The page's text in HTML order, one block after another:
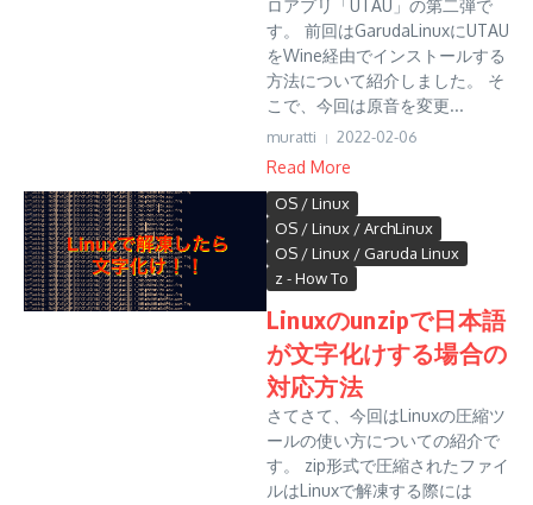
ロアプリ「UTAU」の第二弾で
す。 前回はGarudaLinuxにUTAU
をWine経由でインストールする
方法について紹介しました。 そ
こで、今回は原音を変更...
muratti 2022-02-06
Read More
OS / Linux
OS / Linux / ArchLinux
OS / Linux / Garuda Linux
z - How To
Linuxのunzipで日本語
が文字化けする場合の
対応方法
さてさて、今回はLinuxの圧縮ツ
ールの使い方についての紹介で
す。 zip形式で圧縮されたファイ
ルはLinuxで解凍する際には